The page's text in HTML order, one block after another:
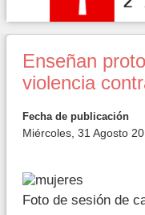
Enseñan
violencia
Fecha de publicación
Miércoles, 31 Agosto
Foto de sesión de